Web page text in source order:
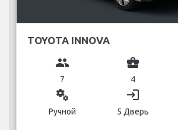
TOYOTA INNOVA
group
7
business_center
4
miscellaneous_services
Ручной
login
5 Дверь